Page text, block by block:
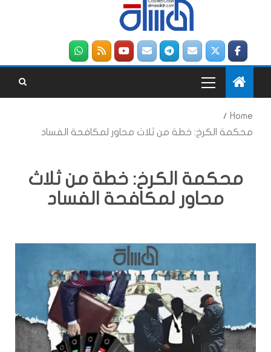
Home
محكمة الكرخ: خطة من ثلاث محاور لمكافحة الفساد
محكمة الكرخ: خطة من ثلاث
محاور لمكافحة الفساد